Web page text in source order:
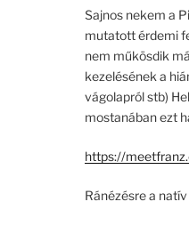
Sajnos nekem a
mutatott érdemi
nem műkösdik
kezelésének a
vágolapról stb)
mostanában ezt
https://
Ránézésre a